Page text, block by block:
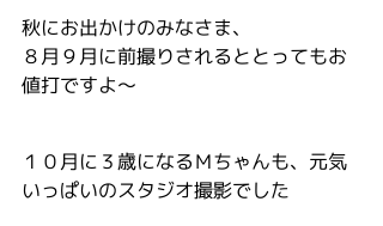
秋にお出かけのみなさま、
８月９月に前撮りされるととってもお
値打ですよ～
１０月に３歳になるＭちゃんも、元気
いっぱいのスタジオ撮影でした